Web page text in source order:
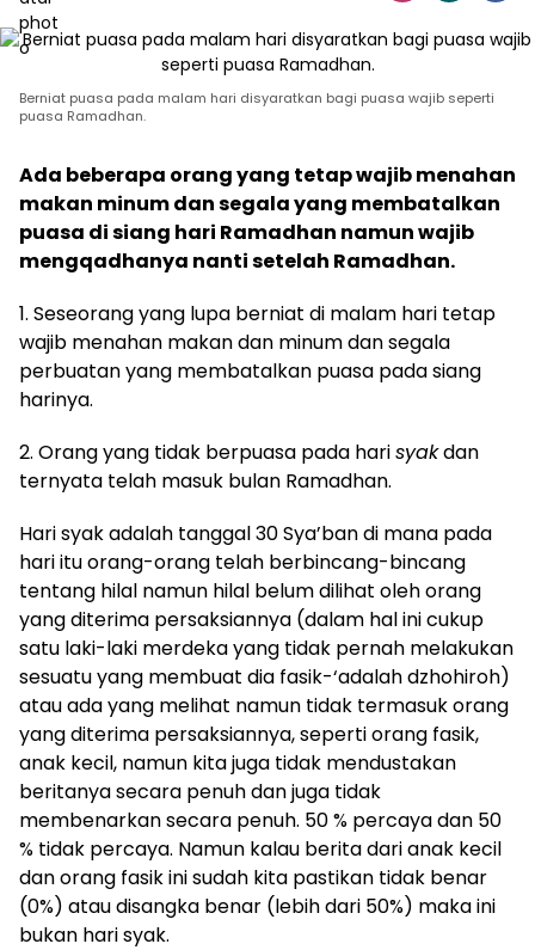
Berniat puasa pada malam hari disyaratkan bagi puasa wajib seperti
puasa Ramadhan.
Ada beberapa orang yang tetap wajib menahan
makan minum dan segala yang membatalkan
puasa di siang hari Ramadhan namun wajib
mengqadhanya nanti setelah Ramadhan.
1. Seseorang yang lupa berniat di malam hari tetap
wajib menahan makan dan minum dan segala
perbuatan yang membatalkan puasa pada siang
harinya.
2. Orang yang tidak berpuasa pada harisyakdan
ternyata telah masuk bulan Ramadhan.
Hari syak adalah tanggal 30 Sya’ban di mana pada
hari itu orang-orang telah berbincang-bincang
tentang hilal namun hilal belum dilihat oleh orang
yang diterima persaksiannya (dalam hal ini cukup
satu laki-laki merdeka yang tidak pernah melakukan
sesuatu yang membuat dia fasik-‘adalah dzhohiroh)
atau ada yang melihat namun tidak termasuk orang
yang diterima persaksiannya, seperti orang fasik,
anak kecil, namun kita juga tidak mendustakan
beritanya secara penuh dan juga tidak
membenarkan secara penuh. 50 % percaya dan 50
% tidak percaya. Namun kalau berita dari anak kecil
dan orang fasik ini sudah kita pastikan tidak benar
(0%) atau disangka benar (lebih dari 50%) maka ini
bukan hari syak.